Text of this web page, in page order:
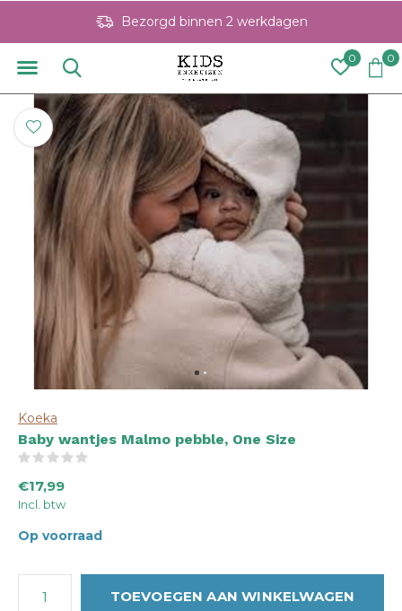
0 0
Bezorgd binnen 2 werkdagen
Koeka
Baby wantjes Malmo pebble, One Size
€17,99
Incl. btw
Op voorraad
TOEVOEGEN AAN WINKELWAGEN